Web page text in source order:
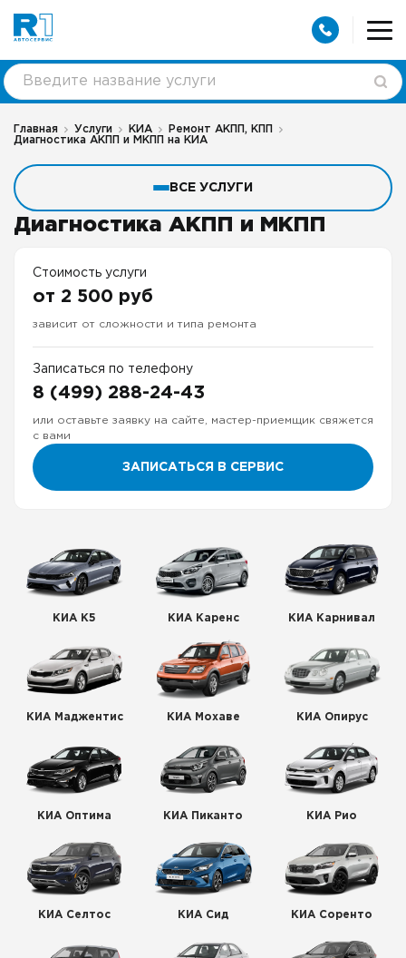
Главная Услуги КИА
Ремонт АКПП, КПП
Диагностика АКПП и МКПП на КИА
ВСЕ УСЛУГИ
Диагностика АКПП и МКПП
Стоимость услуги
от 2 500 руб
зависит от сложности и типа ремонта
Записаться по телефону
8 (499) 288-24-43
или оставьте заявку на сайте, мастер-приемщик свяжется
с вами
ЗАПИСАТЬСЯ В СЕРВИС
КИА К5 КИА Каренс КИА Карнивал
КИА Маджентис КИА Мохаве КИА Опирус
КИА Оптима КИА Пиканто КИА Рио
КИА Селтос КИА Сид КИА Соренто